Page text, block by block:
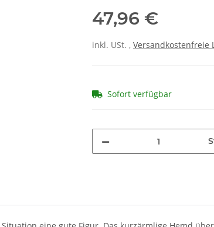
47,96 €
inkl. USt. , Versandkostenfreie
Sofort verfügbar